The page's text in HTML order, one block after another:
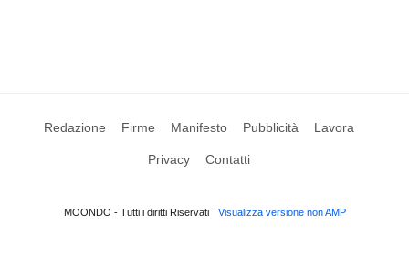
Redazione Firme Manifesto Pubblicità Lavora
Privacy Contatti
MOONDO - Tutti i diritti Riservati Visualizza versione non AMP